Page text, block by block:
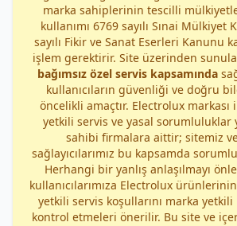
marka sahiplerinin tescilli
kullanımı 6769 sayılı Sınai Mülkiyet
sayılı Fikir ve Sanat Eserleri Kanunu
işlem gerektirir. Site üzerinden
bağımsız özel servis kapsamında
kullanıcıların güvenliği ve doğru
öncelikli amaçtır. Electrolux
yetkili servis ve yasal sorumluluklar
sahibi firmalara aittir; sitemiz
sağlayıcılarımız bu kapsamda
Herhangi bir yanlış anlaşılmayı
kullanıcılarımıza Electrolux
yetkili servis koşullarını marka yetkili
kontrol etmeleri önerilir. Bu site ve